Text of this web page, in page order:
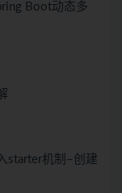
Boot动态多
starter机制–创建